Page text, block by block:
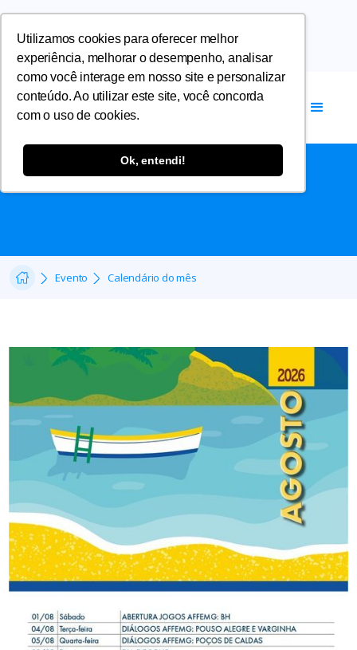
Utilizamos cookies para oferecer melhor
experiência, melhorar o desempenho, analisar
como você interage em nosso site e personalizar
conteúdo. Ao utilizar este site, você concorda
com o uso de cookies.
Ok, entendi!
Institucional
Calendário do mês
Evento Calendário do mês